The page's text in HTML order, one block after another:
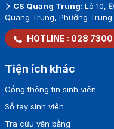
CS Quang Trung: Lô 10,
Quang Trung, Phường Trung
HOTLINE : 028 7300
Tiện ích khác
Cổng thông tin sinh viên
Sổ tay sinh viên
Tra cứu văn bằng